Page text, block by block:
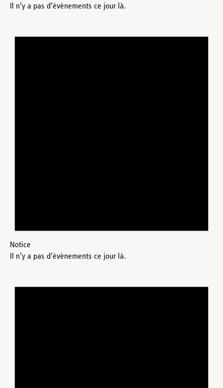
Il n’y a pas d’évènements ce jour là.
Notice
Il n’y a pas d’évènements ce jour là.